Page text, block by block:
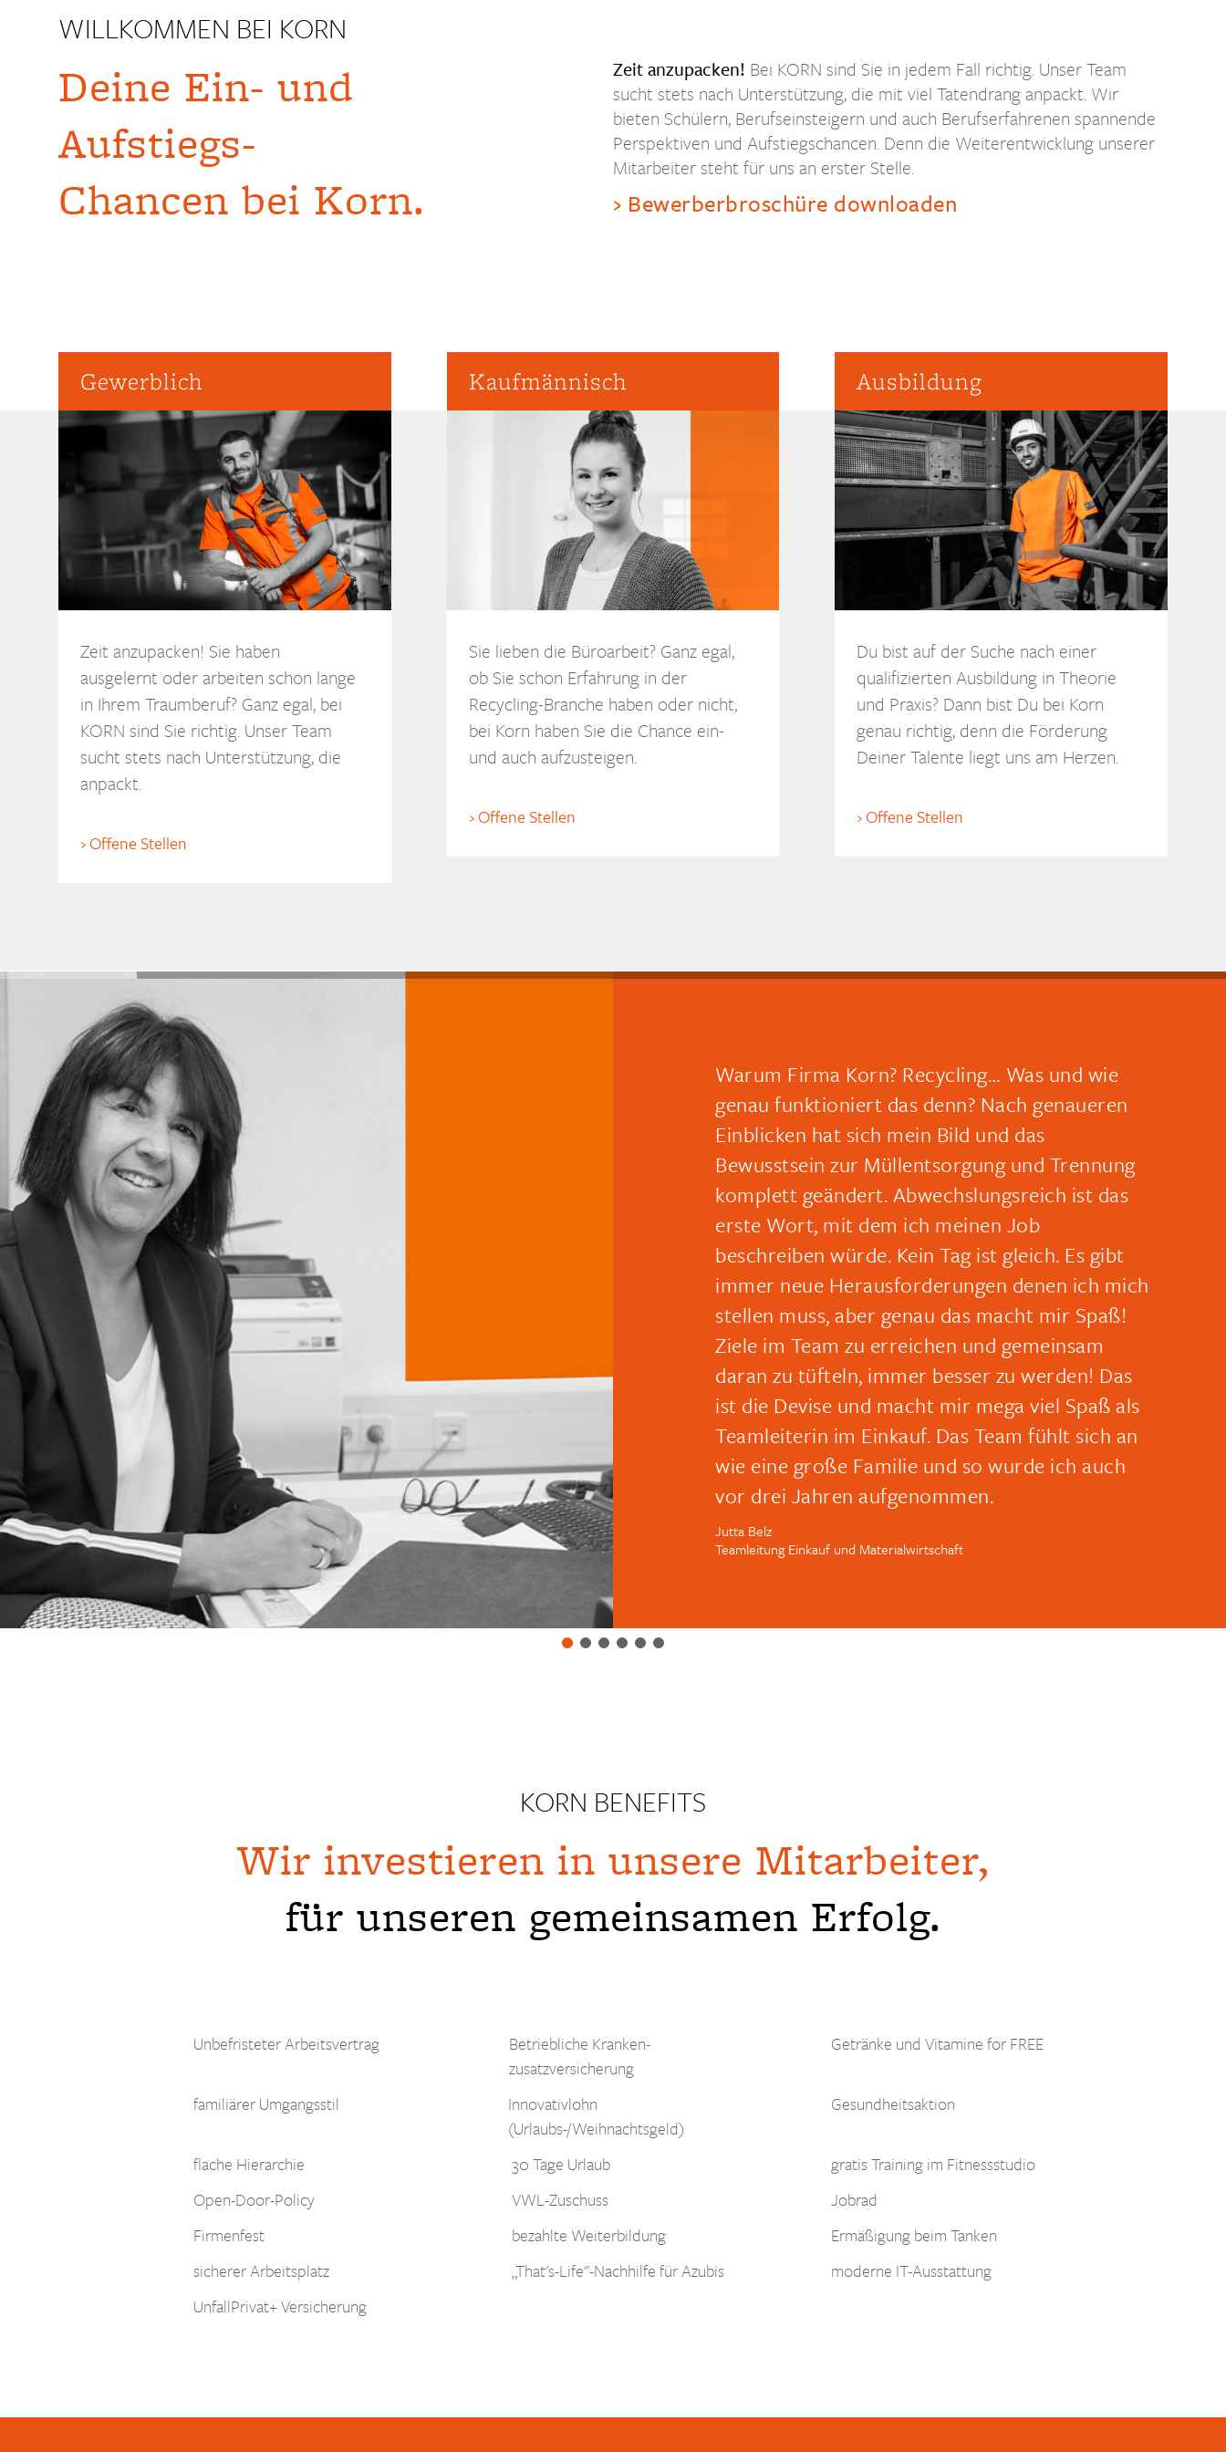
WILLKOMMEN BEI KORN
Deine Ein- und
Aufstiegs-
Chancen bei Korn.
Zeit anzupacken! Bei KORN sind Sie in jedem Fall richtig. Unser Team
sucht stets nach Unterstützung, die mit viel Tatendrang anpackt. Wir
bieten Schülern, Berufseinsteigern und auch Berufserfahrenen spannende
Perspektiven und Aufstiegschancen. Denn die Weiterentwicklung unserer
Mitarbeiter steht für uns an erster Stelle.
Bewerberbroschüre downloaden
Gewerblich
Zeit anzupacken! Sie haben
ausgelernt oder arbeiten schon lange
in Ihrem Traumberuf? Ganz egal, bei
KORN sind Sie richtig. Unser Team
sucht stets nach Unterstützung, die
anpackt.
Offene Stellen
Kaufmännisch
Sie lieben die Büroarbeit? Ganz egal,
ob Sie schon Erfahrung in der
Recycling-Branche haben oder nicht,
bei Korn haben Sie die Chance ein-
und auch aufzusteigen.
Offene Stellen
Ausbildung
Du bist auf der Suche nach einer
qualifizierten Ausbildung in Theorie
und Praxis? Dann bist Du bei Korn
genau richtig, denn die Förderung
Deiner Talente liegt uns am Herzen.
Offene Stellen
Warum Firma Korn? Recycling… Was und wie
genau funktioniert das denn? Nach genaueren
Einblicken hat sich mein Bild und das
Bewusstsein zur Müllentsorgung und Trennung
komplett geändert. Abwechslungsreich ist das
erste Wort, mit dem ich meinen Job
beschreiben würde. Kein Tag ist gleich. Es gibt
immer neue Herausforderungen denen ich mich
stellen muss, aber genau das macht mir Spaß!
Ziele im Team zu erreichen und gemeinsam
daran zu tüfteln, immer besser zu werden! Das
ist die Devise und macht mir mega viel Spaß als
Teamleiterin im Einkauf. Das Team fühlt sich an
wie eine große Familie und so wurde ich auch
vor drei Jahren aufgenommen.
Jutta Belz
Teamleitung Einkauf und Materialwirtschaft
KORN BENEFITS
Wir investieren in unsere Mitarbeiter,
für unseren gemeinsamen Erfolg.
Unbefristeter Arbeitsvertrag
Betriebliche Kranken­
zusatzversicherung
Getränke und Vitamine for FREE
familiärer Umgangsstil
Innovativlohn
(Urlaubs-/Weihnachtsgeld)
Gesundheitsaktion
flache Hierarchie 30 Tage Urlaub
gratis Training im Fitnessstudio
Open-Door-Policy
VWL-Zuschuss
Jobrad
Firmenfest
bezahlte Weiterbildung
Ermäßigung beim Tanken
sicherer Arbeitsplatz
„That's-Life"-Nachhilfe für Azubis
moderne IT-Ausstattung
UnfallPrivat+ Versicherung